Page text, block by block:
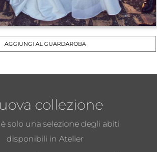
AGGIUNGI AL GUARDAROBA
collezione
solo una selezione degli abiti
disponibili in Atelier